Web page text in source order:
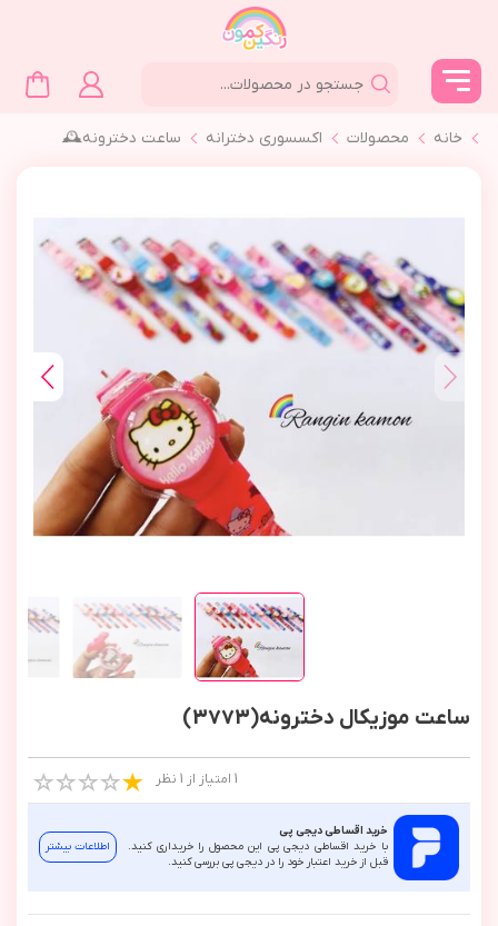
خانه محصولات اکسسوری دخترانه ساعت دخترونه🕰
ساعت موزیکال دخترونه(3773)
1 امتیاز از 1 نظر
خرید اقساطی دیجی پی
با خرید اقساطی دیجی پی این محصول را خریداری کنید.
قبل از خرید اعتبار خود را در دیجی پی بررسی کنید.
اطلاعات بیشتر